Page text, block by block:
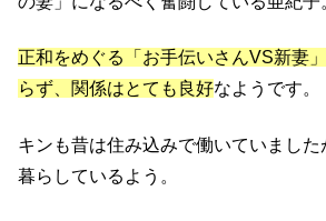
正和をめぐる「お手伝いさんVS新妻
らず、関係はとても良好なようです。
キンも昔は住み込みで働いていまし
暮らしているよう。